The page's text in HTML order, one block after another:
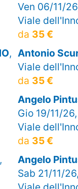
Ven 06/11/
Viale
da 35 €
, Antonio
Viale
da 35 €
Angelo
Gio 19/11/26,
Viale
da 35 €
,
Angelo
Sab 21/11/26,